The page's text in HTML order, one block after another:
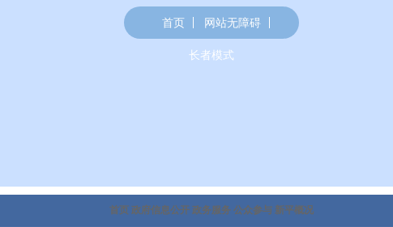
首页 网站无障碍
长者模式
首页 政府信息公开 政务服务 公众参与 新平概况